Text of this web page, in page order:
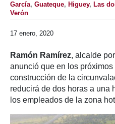
García, Guateque, Higuey, Las
Verón
17 enero, 2020
Ramón Ramírez, alcalde
anunció que en los
construcción de la
reducirá de dos horas a una
los empleados de la zona